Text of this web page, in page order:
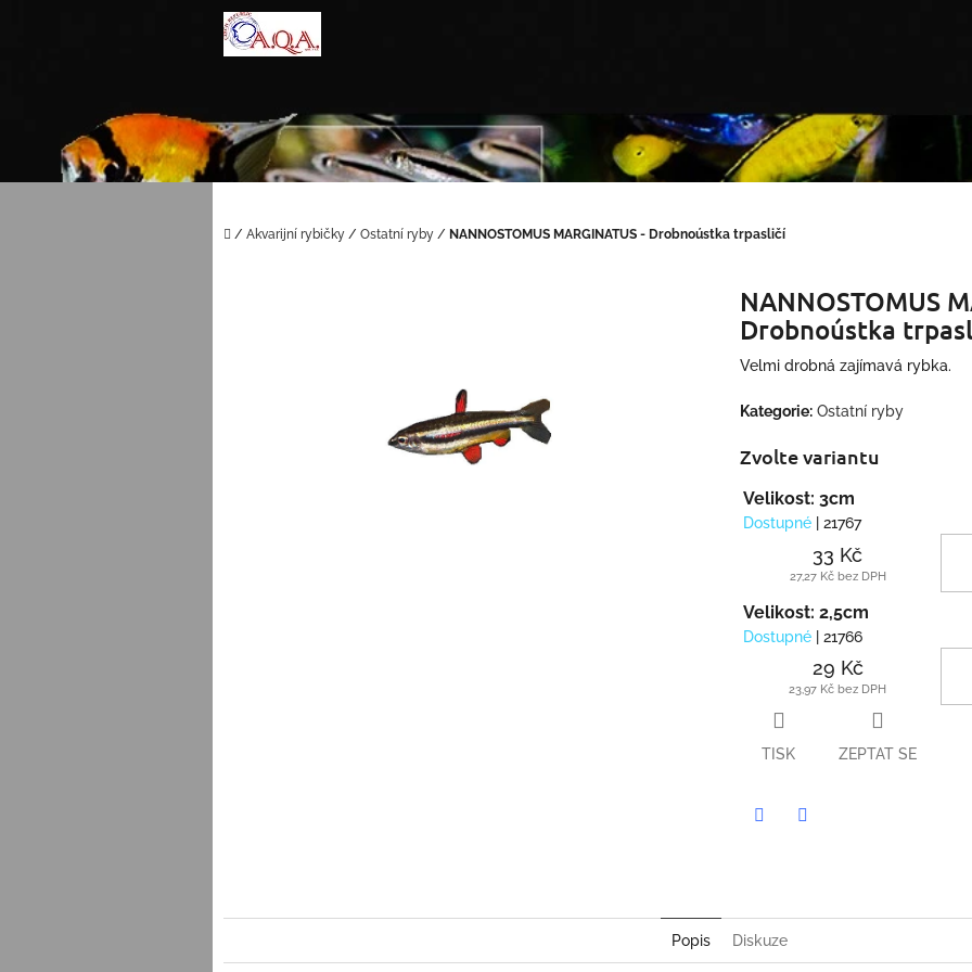
Domů
/ Akvarijní rybičky / Ostatní ryby / NANNOSTOMUS MARGINATUS - Drobnoústka trpasličí
NANNOSTOMUS
Drobnoústka
Velmi drobná zajímavá rybka.
Kategorie: Ostatní ryby
Zvolte variantu
Velikost: 3cm
Dostupné | 21767
33 Kč
27,27 Kč bez DPH
Velikost: 2,5cm
Dostupné | 21766
29 Kč
23,97 Kč bez DPH
TISK ZEPTAT SE
Popis Diskuze